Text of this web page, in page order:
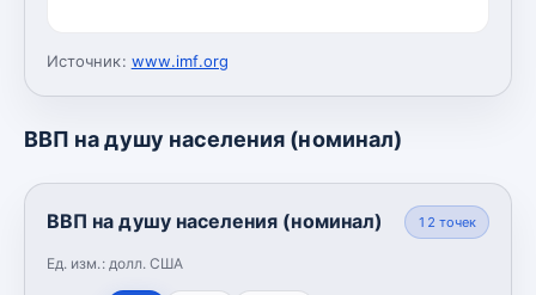
Источник: www.imf.org
ВВП на душу населения (номинал)
ВВП на душу населения (номинал)
Ед. изм.: долл. США
12 точек